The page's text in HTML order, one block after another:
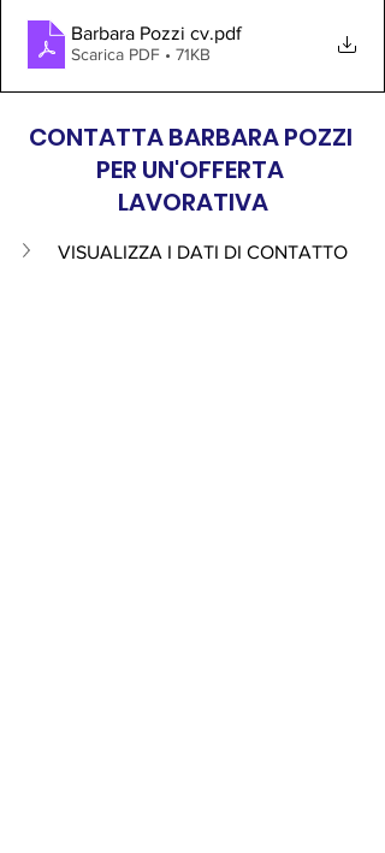
Barbara Pozzi cv.pdf
Scarica PDF • 71KB
CONTATTA BARBARA POZZI
PER UN'OFFERTA
LAVORATIVA
VISUALIZZA I DATI DI CONTATTO